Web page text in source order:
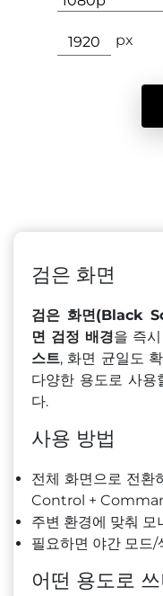
px
검은 화면
검은 화면(Black
면 검정 배경을 즉
스트, 화면 균일도
다양한 용도로 사
다.
사용 방법
전체 화면으로 전
Control +
주변 환경에 맞춰 모
필요하면 야간 모드
어떤 용도로